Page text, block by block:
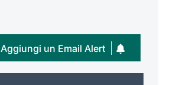
Aggiungi un Email Alert